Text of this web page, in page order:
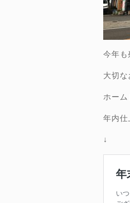
今年も
大切な
ホーム
年内仕
↓